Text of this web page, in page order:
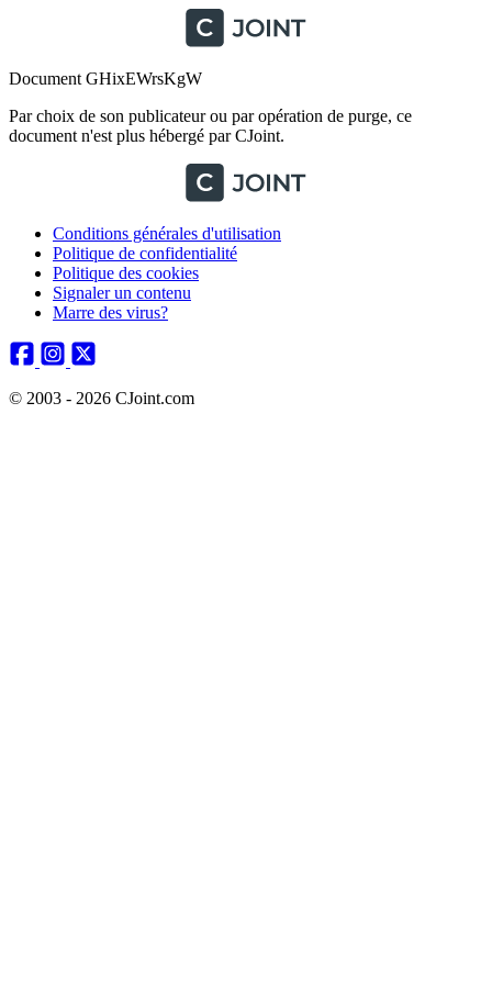
Document GHixEWrsKgW
Par choix de son publicateur ou par opération de purge, ce
document n'est plus hébergé par CJoint.
Conditions générales d'utilisation
Politique de confidentialité
Politique des cookies
Signaler un contenu
Marre des virus?
© 2003 - 2026 CJoint.com